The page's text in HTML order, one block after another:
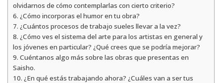
olvidarnos de cómo contemplarlas con cierto criterio?
¿Cómo incorporas el humor en tu obra?
¿Cuántos procesos de trabajo sueles llevar a la vez?
¿Cómo ves el sistema del arte para los artistas en general y
los jóvenes en particular? ¿Qué crees que se podría mejorar?
Cuéntanos algo más sobre las obras que presentas en
Saisho.
¿En qué estás trabajando ahora? ¿Cuáles van a ser tus